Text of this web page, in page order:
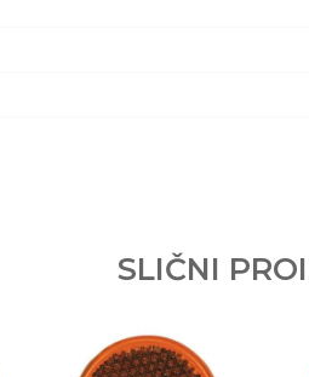
SLIČNI